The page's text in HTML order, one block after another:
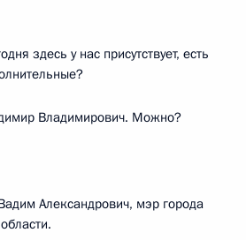
здесь у нас присутствует, есть
Владимирович. Можно?
Александрович, мэр города